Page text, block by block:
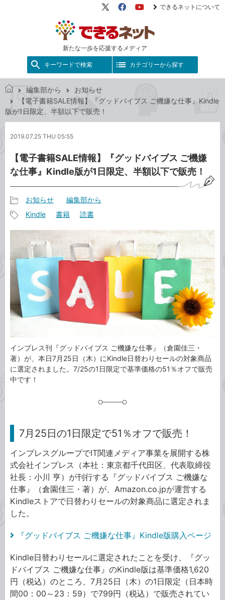
新たな一歩を応援するメディア
X（旧
FacebookYouTube
できるネットについて
キーワードで検索 カテゴリーから探す
き
ッ
編集部から
お知らせ
【電子書籍SALE情報】『グッドバイブス ご機嫌な仕事』Kindle
版が1日限定、半額以下で販売！
2019.07.25 THU 05:55
【電子書籍SALE情報】『グッドバイブス ご機嫌
な仕事』Kindle版が1日限定、半額以下で販売！
事
カ
テ
ゴ
お知らせ 編集部から
タ
グ
Kindle 書籍 読書
インプレス刊『グッドバイブス ご機嫌な仕事』（倉園佳三・
著）が、本日7月25日（木）にKindle日替わりセールの対象商品
に選定されました。7/25の1日限定で基準価格の51％オフで販売
中です！
7月25日の1日限定で51％オフで販売！
インプレスグループでIT関連メディア事業を展開する株
式会社インプレス（本社：東京都千代田区、代表取締役
社長：小川 亨）が刊行する『グッドバイブス ご機嫌な
仕事』（倉園佳三・著）が、Amazon.co.jpが運営する
Kindleストアで日替わりセールの対象商品に選定されま
した。
『グッドバイブス ご機嫌な仕事』Kindle版購入ページ
Kindle日替わりセールに選定されたことを受け、『グッ
ドバイブス ご機嫌な仕事』のKindle版は基準価格1,620
円（税込）のところ、7月25日（木）の1日限定（日本時
間00：00～23：59）で799円（税込）で販売されてい